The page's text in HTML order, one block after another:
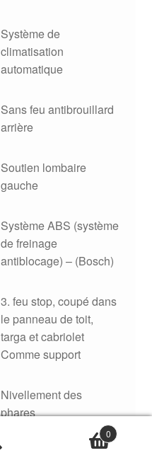
Système de
climatisation
automatique
Sans feu antibrouillard
arrière
Soutien lombaire
gauche
Système ABS (système
de freinage
antiblocage) – (Bosch)
3. feu stop, coupé dans
le panneau de toit,
targa et cabriolet
Comme support
Nivellement des
phares
Préparation
0